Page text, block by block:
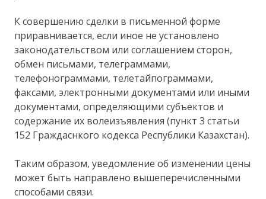
К совершению сделки в письменной форме
приравнивается, если иное не установлено
законодательством или соглашением сторон,
обмен письмами, телеграммами,
телефонограммами, телетайпограммами,
факсами, электронными документами или иными
документами, определяющими субъектов и
содержание их волеизъявления (пункт 3 статьи
152 Граждаснкого кодекса Республики Казахстан).
Таким образом, уведомление об изменении цены
может быть направлено вышеперечисленными
способами связи.